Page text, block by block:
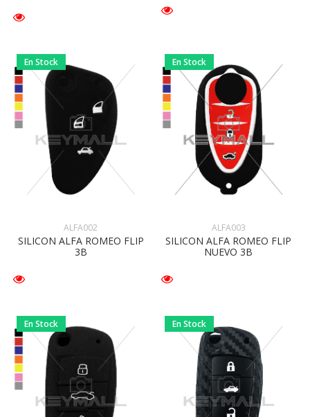
En Stock
ALFA002
SILICON ALFA ROMEO FLIP
3B
En Stock
ALFA003
SILICON ALFA ROMEO FLIP
NUEVO 3B
En Stock En Stock